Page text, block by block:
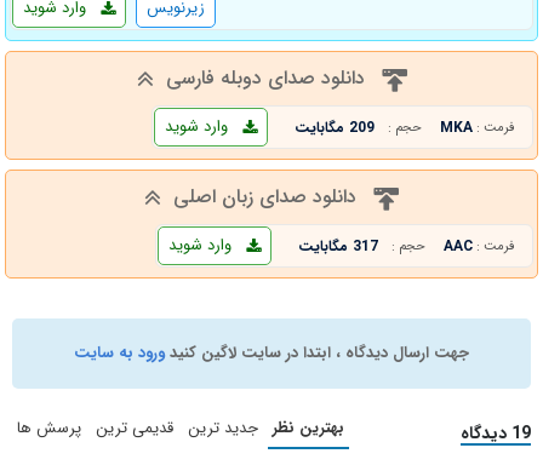
وارد شوید زیرنویس
دانلود صدای دوبله فارسی
فرمت : MKA حجم : 209 مگابایت وارد شوید
دانلود صدای زبان اصلی
فرمت : AAC حجم : 317 مگابایت وارد شوید
جهت ارسال دیدگاه ، ابتدا در سایت لاگین کنیدورود به سایت
19 دیدگاه بهترین نظر جدید ترین قدیمی ترین پرسش ها